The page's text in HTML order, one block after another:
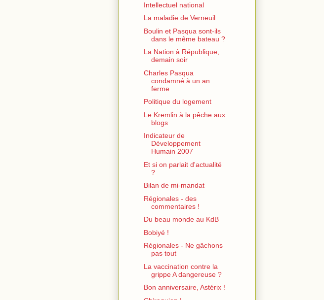
Intellectuel national
La maladie de Verneuil
Boulin et Pasqua sont-ils
dans le même bateau ?
La Nation à République,
demain soir
Charles Pasqua
condamné à un an
ferme
Politique du logement
Le Kremlin à la pêche aux
blogs
Indicateur de
Développement
Humain 2007
Et si on parlait d'actualité
?
Bilan de mi-mandat
Régionales - des
commentaires !
Du beau monde au KdB
Bobiyé !
Régionales - Ne gâchons
pas tout
La vaccination contre la
grippe A dangereuse ?
Bon anniversaire, Astérix !